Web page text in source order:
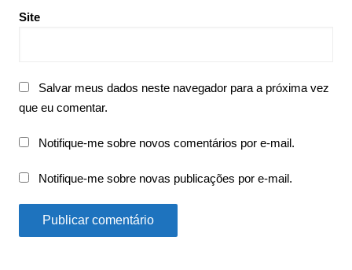
Site
Salvar meus dados neste navegador para a próxima vez
que eu comentar.
Notifique-me sobre novos comentários por e-mail.
Notifique-me sobre novas publicações por e-mail.